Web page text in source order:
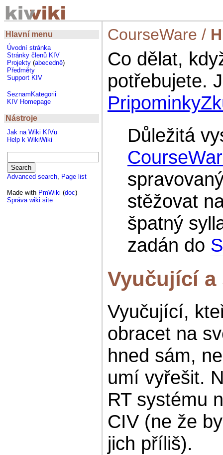
Hlavní menu
Úvodní stránka
Stránky členů KIV
Projekty (abecedně)
Předměty
Support KIV
SeznamKategorii
KIV Homepage
Nástroje
Jak na Wiki KIVu
Help k WikiWiki
Advanced search, Page list
Made with PmWiki (doc)
Správa wiki site
CourseWare /
Co dělat,
potřebujete.
Důležitá
stěžovat
špatný
zadán do
Vyučující
Vyučující,
obracet na
hned sám,
umí vyřešit.
RT systému
CIV (ne že
jich příliš).